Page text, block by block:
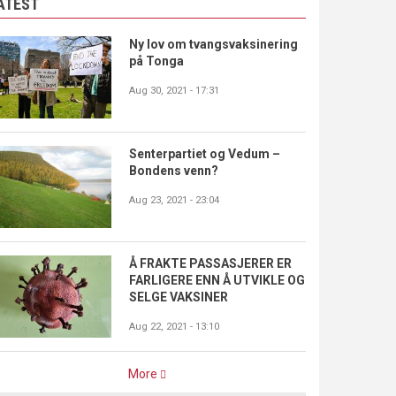
Ny lov om tvangsvaksinering
på Tonga
Aug 30, 2021 - 17:31
Senterpartiet og Vedum –
Bondens venn?
Aug 23, 2021 - 23:04
Å FRAKTE PASSASJERER ER
FARLIGERE ENN Å UTVIKLE OG
SELGE VAKSINER
Aug 22, 2021 - 13:10
More